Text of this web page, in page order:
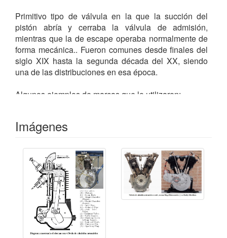
Primitivo tipo de válvula en la que la succión del
pistón abría y cerraba la válvula de admisión,
mientras que la de escape operaba normalmente de
forma mecánica.. Fueron comunes desde finales del
siglo XIX hasta la segunda década del XX, siendo
una de las distribuciones en esa época.
Algunos ejemplos de marcas que lo utilizaron:
(Dayton)|GARRARD (Birmingham)
(Dayton)|POWERFUL| RUDGE-WHITWORTH|
VERUS| ...
Imágenes